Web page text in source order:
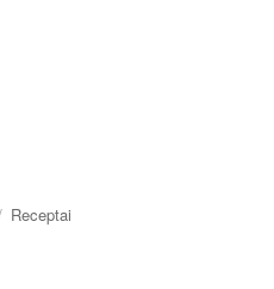
Kategorijos
Receptai